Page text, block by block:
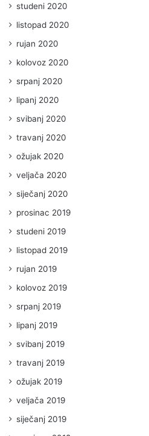
studeni 2020
listopad 2020
rujan 2020
kolovoz 2020
srpanj 2020
lipanj 2020
svibanj 2020
travanj 2020
ožujak 2020
veljača 2020
siječanj 2020
prosinac 2019
studeni 2019
listopad 2019
rujan 2019
kolovoz 2019
srpanj 2019
lipanj 2019
svibanj 2019
travanj 2019
ožujak 2019
veljača 2019
siječanj 2019